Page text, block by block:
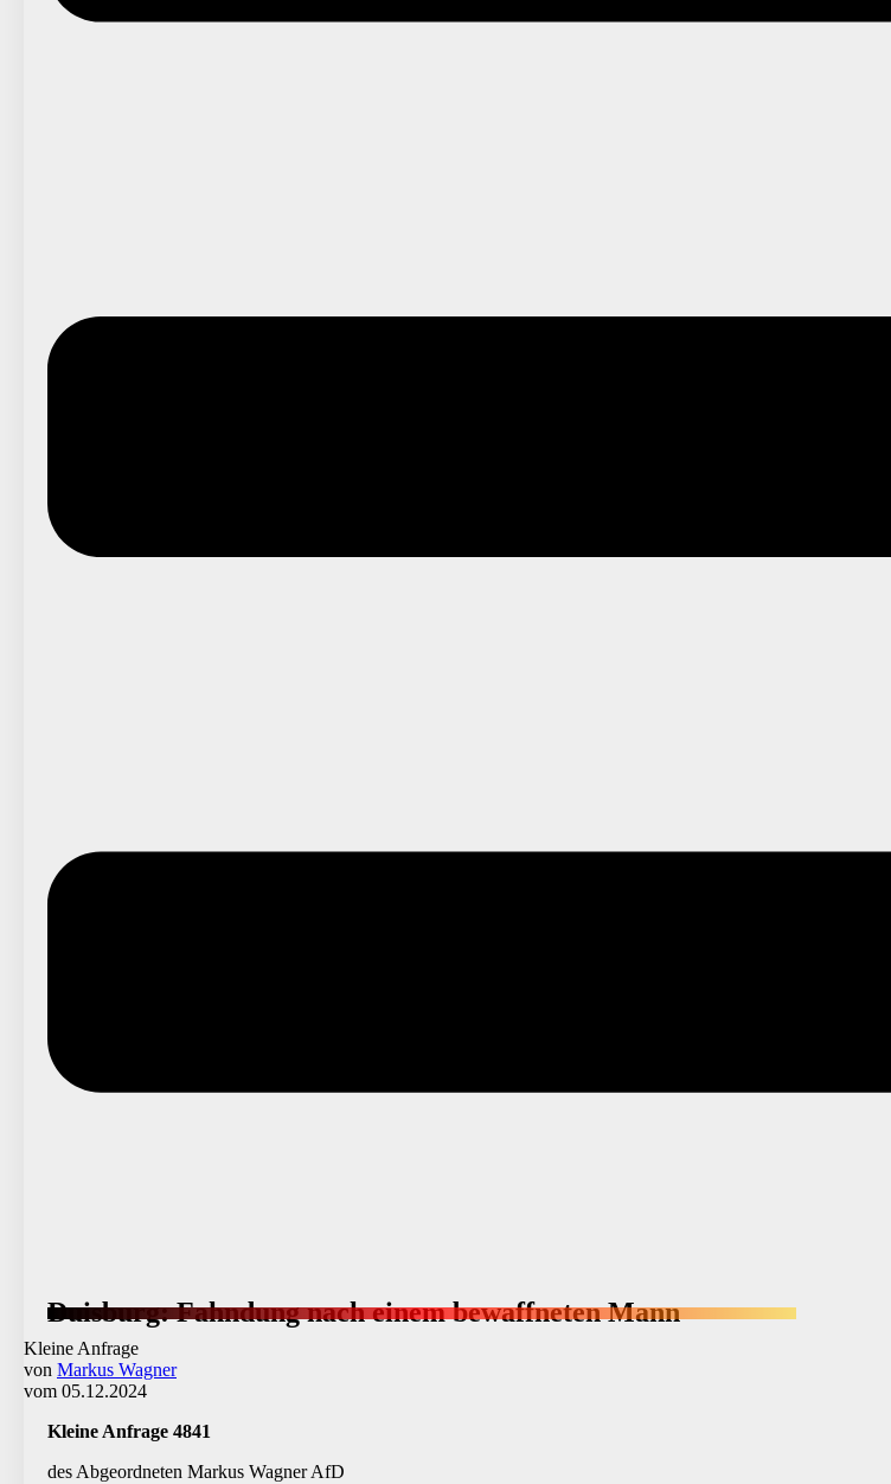
Duisburg: Fahndung nach einem bewaffneten Mann
Kleine Anfrage
von Markus Wagner
vom 05.12.2024
Kleine Anfrage 4841
des Abgeordneten Markus Wagner AfD